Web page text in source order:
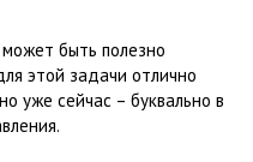
быть полезно
этой задачи отлично
уже сейчас – буквально в